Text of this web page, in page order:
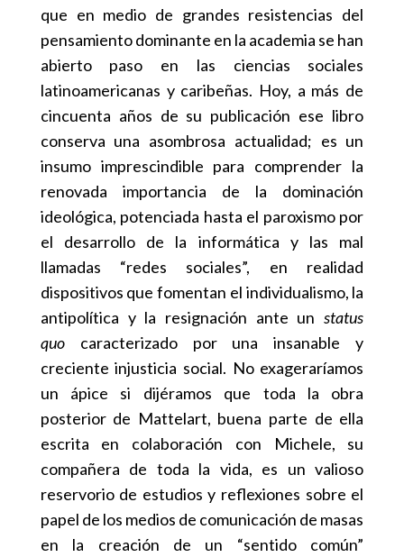
que en medio de grandes resistencias del
pensamiento dominante en la academia se han
abierto paso en las ciencias sociales
latinoamericanas y caribeñas. Hoy, a más de
cincuenta años de su publicación ese libro
conserva una asombrosa actualidad; es un
insumo imprescindible para comprender la
renovada importancia de la dominación
ideológica, potenciada hasta el paroxismo por
el desarrollo de la informática y las mal
llamadas “redes sociales”, en realidad
dispositivos que fomentan el individualismo, la
antipolítica y la resignación ante unstatus
quocaracterizado por una insanable y
creciente injusticia social. No exageraríamos
un ápice si dijéramos que toda la obra
posterior de Mattelart, buena parte de ella
escrita en colaboración con Michele, su
compañera de toda la vida, es un valioso
reservorio de estudios y reflexiones sobre el
papel de los medios de comunicación de masas
en la creación de un “sentido común”